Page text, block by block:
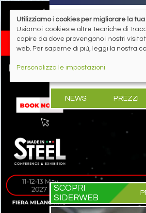
NEWS PREZZI
SCOPRI
SIDERWEB
Utilizziamo i cookies per migliorare la
Usiamo i cookies e altre tecniche di
capire da dove provengono i nostri
web. Per saperne di più, leggi la nostra
Personalizza le impostazioni